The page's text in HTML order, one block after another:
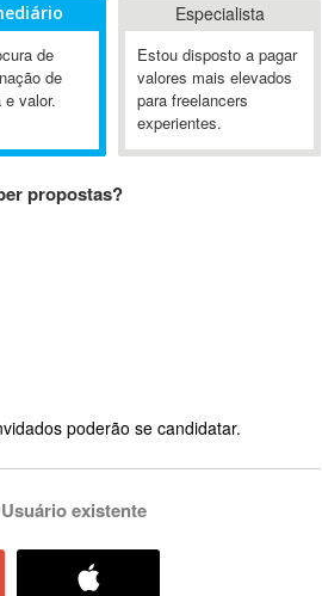
de
de
e valor.
Especialista
Estou disposto a pagar
valores mais elevados
para freelancers
experientes.
propostas?
poderão se candidatar.
Usuário existente